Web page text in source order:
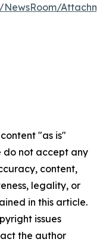
"as is"
do not accept any
content,
legality, or
in this article.
issues
the author